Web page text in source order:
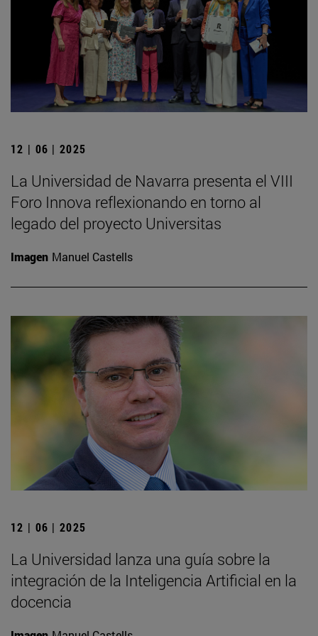
12 | 06 | 2025
La Universidad de Navarra presenta el VIII
Foro Innova reflexionando en torno al
legado del proyecto Universitas
Imagen Manuel Castells
12 | 06 | 2025
La Universidad lanza una guía sobre la
integración de la Inteligencia Artificial en la
docencia